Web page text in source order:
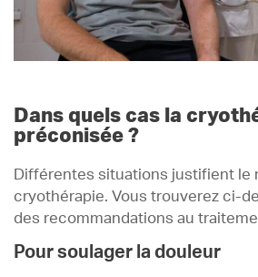
Dans quels cas la
préconisée ?
Différentes situations justifient le
cryothérapie. Vous trouverez ci-
des recommandations au
Pour soulager la douleur